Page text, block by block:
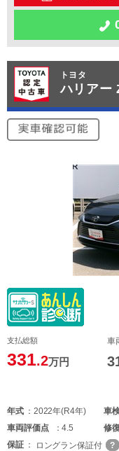
トヨタ
ハリアー
支払総額
331.2万円
車
年式 2022年(R4年) 車
車両評価点 4.5 修
保証
ロングラン保証付